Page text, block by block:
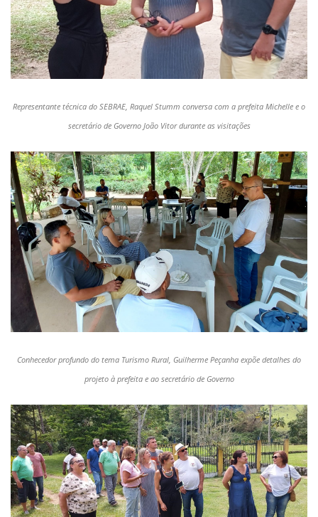
Representante técnica do SEBRAE, Raquel Stumm conversa com a prefeita Michelle e o
secretário de Governo João Vitor durante as visitações
Conhecedor profundo do tema Turismo Rural, Guilherme Peçanha expõe detalhes do
projeto à prefeita e ao secretário de Governo